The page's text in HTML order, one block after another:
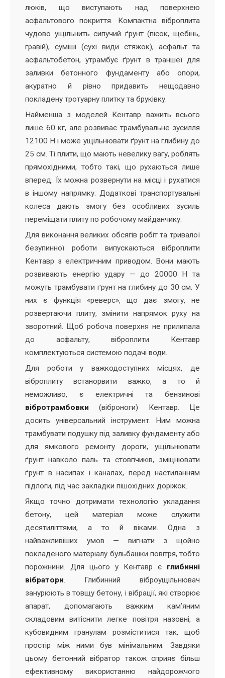
люків, що виступають над поверхнею
асфальтового покриття. Компактна віброплита
чудово ущільнить сипучий ґрунт (пісок, щебінь,
гравій), суміші (сухі види стяжок), асфальт та
асфальтобетон, утрамбує ґрунт в траншеї для
заливки бетонного фундаменту або опори,
акуратно й рівно придавить нещодавно
покладену тротуарну плитку та бруківку.
Найменша з моделей Кентавр важить всього
лише 60 кг, але розвиває трамбувальне зусилля
12100 Н і може ущільнювати ґрунт на глибину до
25 см. Ті плити, що мають невелику вагу, роблять
прямохідними, тобто такі, що рухаються лише
вперед. Їх можна розвернути на місці і рухатися
в іншому напрямку. Додаткові транспортувальні
колеса дають змогу без особливих зусиль
переміщати плиту по робочому майданчику.
Для виконання великих обсягів робіт та тривалої
безупинної роботи випускаються віброплити
Кентавр з електричним приводом. Вони мають
розвивають енергію удару — до 20000 Н та
можуть трамбувати ґрунт на глибину до 30 см. У
них є функція «реверс», що дає змогу, не
розвертаючи плиту, змінити напрямок руху на
зворотний. Щоб робоча поверхня не прилипала
до асфальту, віброплити Кентавр
комплектуються системою подачі води.
Для роботи у важкодоступних місцях, де
віброплиту встанорвити важко, а то й
неможливо, є електричні та бензинові
вібротрамбовки (віброноги) Кентавр. Це
досить універсальний інструмент. Ним можна
трамбувати подушку під заливку фундаменту або
для ямкового ремонту дороги, ущільнювати
ґрунт навколо паль та стовпчиків, зміцнювати
ґрунт в насипах і каналах, перед настиланням
підлоги, під час закладки пішохідних доріжок.
Якщо точно дотримати технологію укладання
бетону, цей матеріал може служити
десятиліттями, а то й віками. Одна з
найважливіших умов — вигнати з щойно
покладеного матеріалу бульбашки повітря, тобто
порожнини. Для цього у Кентавр є глибинні
вібратори. Глибинний віброущільнювач
занурюють в товщу бетону, і вібрації, які створює
апарат, допомагають важким кам’яним
складовим витіснити легке повітря назовні, а
кубовидним гранулам розміститися так, щоб
простір між ними був мінімальним. Завдяки
цьому бетонний вібратор також сприяє більш
ефективному використанню найдорожчого